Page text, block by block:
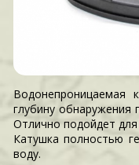
Водонепроницаемая
глубину обнаружения
Отлично подойдет для
Катушка полностью
воду.